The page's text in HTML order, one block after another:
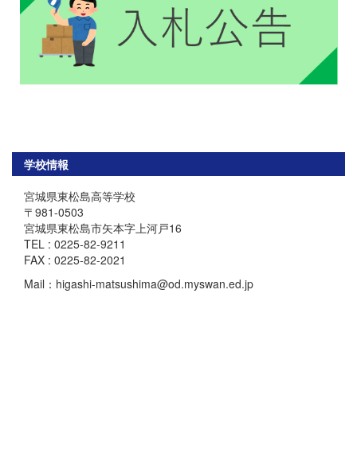
学校情報
宮城県東松島高等学校
〒981-0503
宮城県東松島市矢本字上河戸16
TEL : 0225-82-9211
FAX : 0225-82-2021
Mail：higashi-matsushima@od.myswan.ed.jp